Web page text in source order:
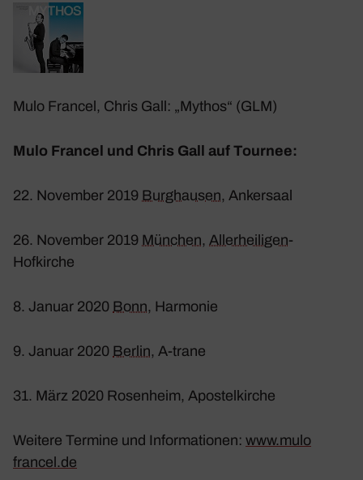
Mulo Francel, Chris Gall: „Mythos“ (GLM)
Mulo Francel und Chris Gall auf Tournee:
22. November 2019 Burg­hausen, Anker­saal
26. November 2019 München, Aller­hei­ligen-
Hofkirche
8. Januar 2020 Bonn, Harmonie
9. Januar 2020 Berlin, A‑trane
31. März 2020 Rosen­heim, Apos­tel­kirche
Weitere Termine und Infor­ma­tionen: www​.mulo​
francel​.de